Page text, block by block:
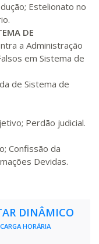
R$ 1.586,20
Matricular
Matricular
R$ 1.982,74
Estelionato no
DE
a Administração
em Sistema de
de Sistema de
Perdão judicial.
Confissão da
Devidas.
DINÂMICO
HORÁRIA